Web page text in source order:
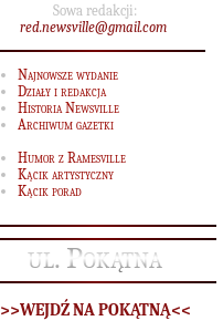
Sowa redakcji:
red.newsville@gmail.com
Najnowsze wydanie
Działy i redakcja
Historia Newsville
Archiwum gazetki
Humor z Ramesville
Kącik artystyczny
Kącik porad
ul. Pokątna
>>WEJDŹ NA POKĄTNĄ<<